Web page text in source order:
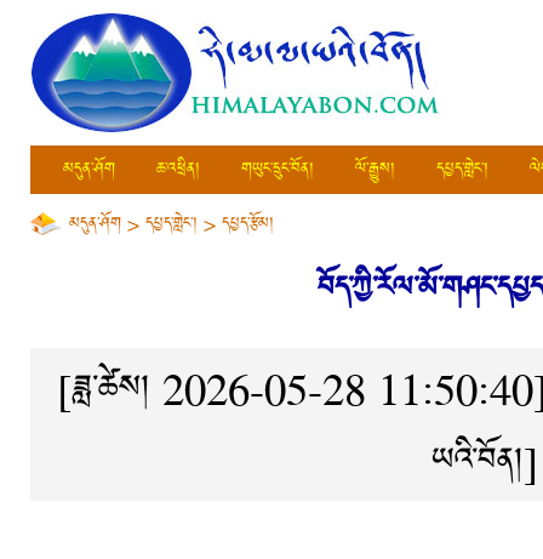
མདུན་ཤོག ཆ་འཕྲིན། གཡུང་དྲུང་བོན། ལོ་རྒྱུས། དཔྱད་གླེང་།
མདུན་ཤོག>དཔྱད་གླེང་། >དཔྱད་རྩོམ།
[ཟླ་ཚེས། 2026-05-28
ཡའི་བོན།]